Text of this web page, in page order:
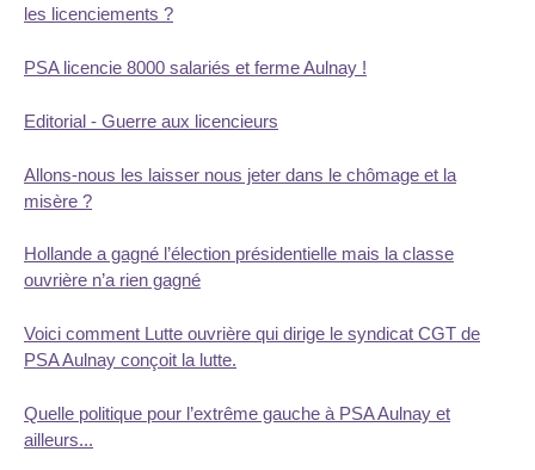
les licenciements ?
PSA licencie 8000 salariés et ferme Aulnay !
Editorial - Guerre aux licencieurs
Allons-nous les laisser nous jeter dans le chômage et la
misère ?
Hollande a gagné l’élection présidentielle mais la classe
ouvrière n’a rien gagné
Voici comment Lutte ouvrière qui dirige le syndicat CGT de
PSA Aulnay conçoit la lutte.
Quelle politique pour l’extrême gauche à PSA Aulnay et
ailleurs...